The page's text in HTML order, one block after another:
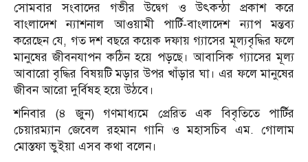
সোমবার সংবাদের গভীর উদ্বেগ ও উৎকন্ঠা প্রকাশ করে
বাংলাদেশ ন্যাশনাল আওয়ামী পার্টি-বাংলাদেশ ন্যাপ মন্তব্য
করেছেন যে, গত দশ বছরে কয়েক দফায় গ্যাসের মূল্যবৃদ্ধির ফলে
মানুষের জীবনযাপন কঠিন হয়ে পড়ছে। আবাসিক গ্যাসের মূল্য
আবারো বৃদ্ধির বিষয়টি মড়ার উপর খাঁড়ার ঘা। এর ফলে মানুষের
জীবন আরো দুর্বিষহ হয়ে উঠবে।
শনিবার (৪ জুন) গণমাধ্যমে প্রেরিত এক বিবৃতিতে পার্টির
চেয়ারম্যান জেবেল রহমান গানি ও মহাসচিব এম. গোলাম
মোস্তফা ভুইয়া এসব কথা বলেন।